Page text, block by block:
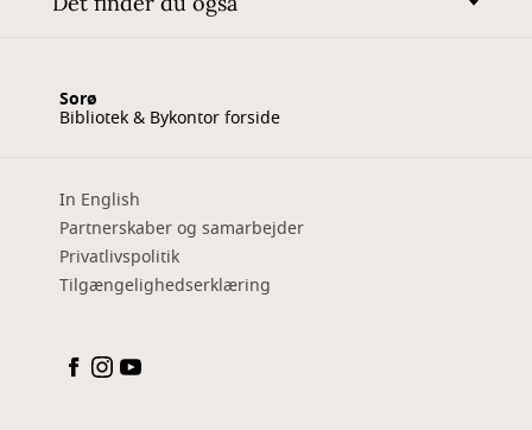
Sorø
Bibliotek & Bykontor forside
In English
Partnerskaber og samarbejder
Privatlivspolitik
Tilgængelighedserklæring